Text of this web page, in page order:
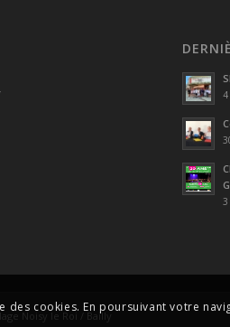
Noisy le Roi / Bailly
des cookies. En poursuivant votre